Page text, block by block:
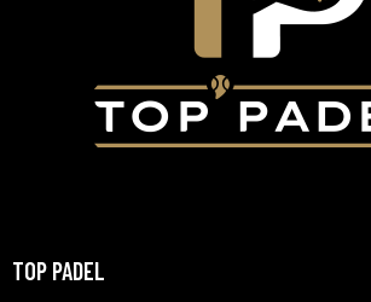
TOP PADEL